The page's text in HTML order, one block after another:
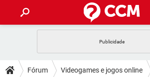
CELULAR FACEBOOK
DICAS
Fórum Videogames e jogos online